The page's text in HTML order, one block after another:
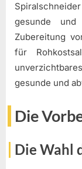
gesunde
Zubereitung
für
gesunde und
Die
Die Wahl